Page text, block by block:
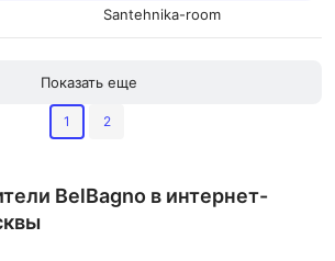
Santehnika-room
Показать еще
1 2
BelBagno в интернет-